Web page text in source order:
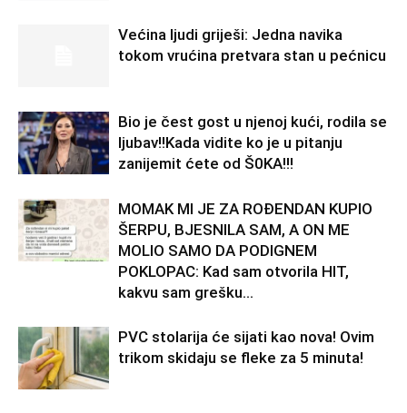
Većina ljudi griješi: Jedna navika
tokom vrućina pretvara stan u pećnicu
Bio je čest gost u njenoj kući, rodila se
ljubav!!Kada vidite ko je u pitanju
zanijemit ćete od Š0KA!!!
MOMAK MI JE ZA ROĐENDAN KUPIO
ŠERPU, BJESNILA SAM, A ON ME
MOLIO SAMO DA PODIGNEM
POKLOPAC: Kad sam otvorila HIT,
kakvu sam grešku...
PVC stolarija će sijati kao nova! Ovim
trikom skidaju se fleke za 5 minuta!